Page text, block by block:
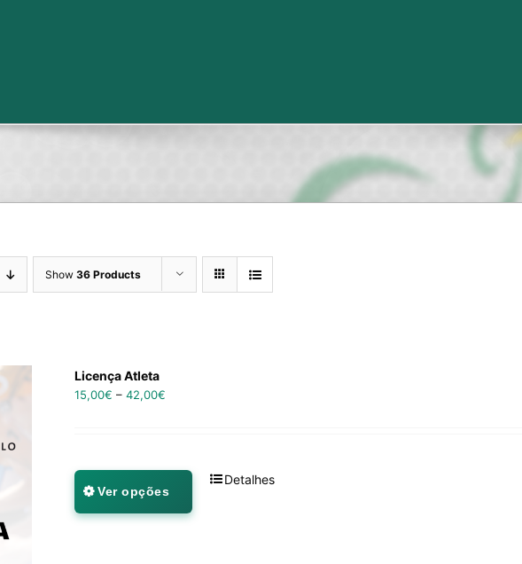
Show 36 Products
Licença Atleta
15,00€ –42,00€
Ver opções
Detalhes